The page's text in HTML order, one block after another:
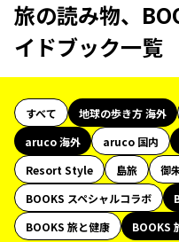
旅の読み物、
イドブック一覧
すべて 地球の歩き方 海外
aruco 海外
aruco 国内
Resort Style
島旅 御
BOOKS スペシャルコラボ
BOOKS 旅と健康
BOOKS